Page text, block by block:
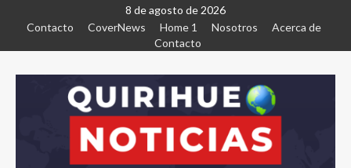
8 de agosto de 2026
Contacto
CoverNews Home 1 Nosotros
Acerca de
Contacto